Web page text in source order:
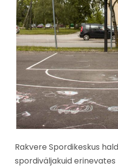
Rakvere Spordikeskus
spordiväljakuid erinevates